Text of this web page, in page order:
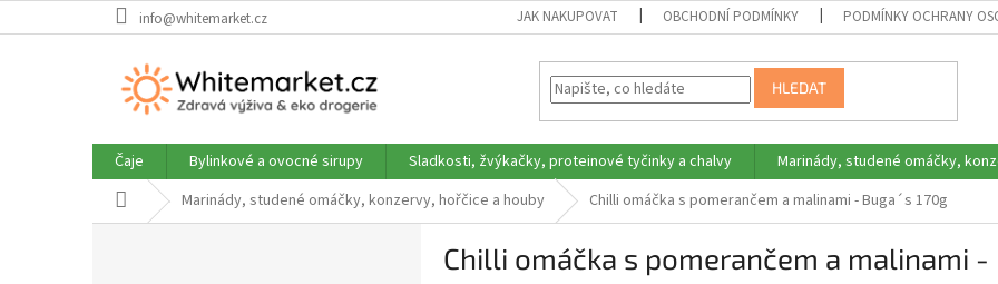
na
info@whitemarket.cz JAK NAKUPOVAT OBCHODNÍ PODMÍNKY PODMÍNKY OCHRANY
HLEDAT
Čaje Bylinkové a ovocné sirupy Sladkosti, žvýkačky, proteinové tyčinky a chalvy Marinády, studené omáčky,
Domů Marinády, studené omáčky, konzervy, hořčice a houby Chilli omáčka s pomerančem a malinami - Buga´s 170g
Chilli omáčka s pomerančem a malinami -